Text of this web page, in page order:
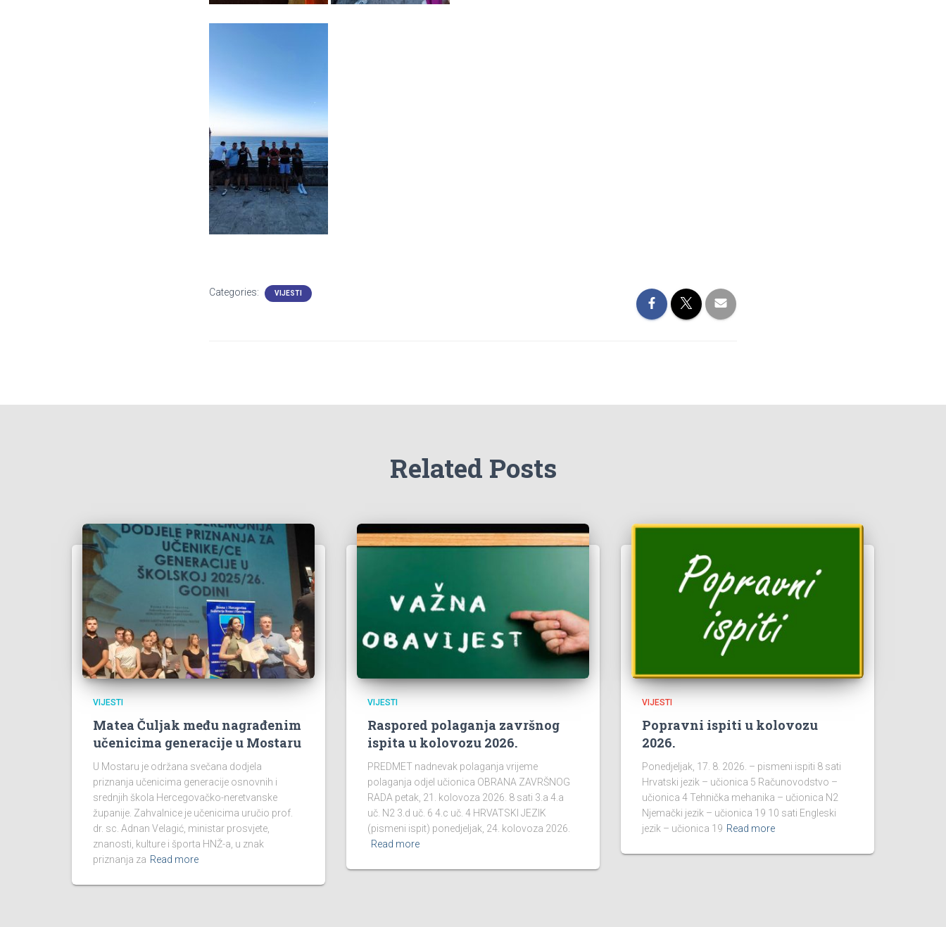
Categories: VIJESTI
Related Posts
VIJESTI
Matea Čuljak među nagrađenim
učenicima generacije u Mostaru
U Mostaru je održana svečana dodjela
priznanja učenicima generacije osnovnih i
srednjih škola Hercegovačko-neretvanske
županije. Zahvalnice je učenicima uručio prof.
dr. sc. Adnan Velagić, ministar prosvjete,
znanosti, kulture i športa HNŽ-a, u znak
priznanja za Read more
VIJESTI
Raspored polaganja završnog
ispita u kolovozu 2026.
PREDMET nadnevak polaganja vrijeme
polaganja odjel učionica OBRANA ZAVRŠNOG
RADA petak, 21. kolovoza 2026. 8 sati 3.a 4.a
uč. N2 3.d uč. 6 4.c uč. 4 HRVATSKI JEZIK
(pismeni ispit) ponedjeljak, 24. kolovoza 2026.
Read more
VIJESTI
Popravni ispiti u kolovozu
2026.
Ponedjeljak, 17. 8. 2026. – pismeni ispiti 8 sati
Hrvatski jezik – učionica 5 Računovodstvo –
učionica 4 Tehnička mehanika – učionica N2
Njemački jezik – učionica 19 10 sati Engleski
jezik – učionica 19 Read more